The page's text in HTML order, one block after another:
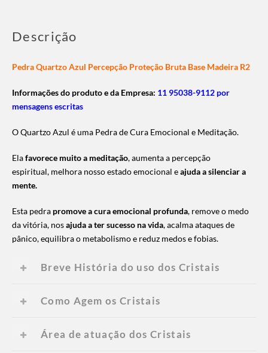
Descrição
Pedra Quartzo Azul Percepção Proteção Bruta Base Madeira R2
Informações do produto e da Empresa: 11 95038-9112 por
mensagens escritas
O Quartzo Azul é uma Pedra de Cura Emocional e Meditação.
Elafavorece muito a meditação, aumenta a percepção
espiritual, melhora nosso estado emocional eajuda a silenciar a
mente.
Esta pedra promove a cura emocional profunda, remove o medo
da vitória, nosajuda a ter sucesso na vida, acalma ataques de
pânico, equilibra o metabolismo e reduz medos e fobias.
Breve História do uso dos Cristais
Como Agem os Cristais
Área de atuação dos Cristais